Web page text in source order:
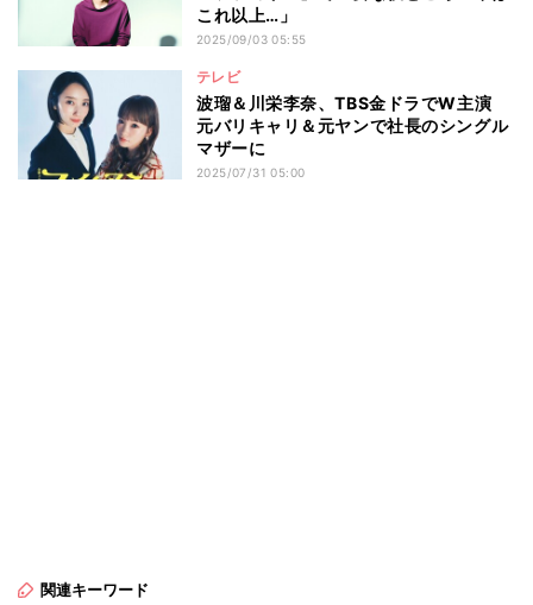
これ以上…」
2025/09/03 05:55
テレビ
波瑠＆川栄李奈、TBS金ドラでW主演
元バリキャリ＆元ヤンで社長のシングル
マザーに
2025/07/31 05:00
関連キーワード